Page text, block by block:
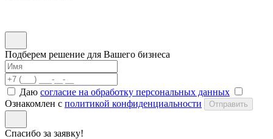
Подберем решение для Вашего бизнеса
Даю согласие на обработку персональных данных
Ознакомлен с политикой конфиденциальности Отправить
Спасибо за заявку!